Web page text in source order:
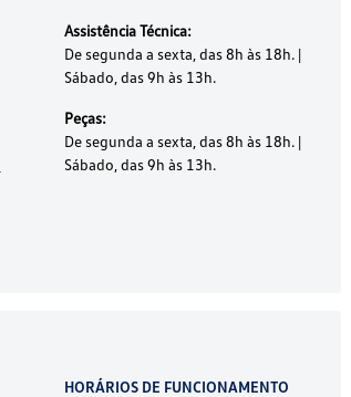
Assistência Técnica:
De segunda a sexta, das 8h às 18h. |
Sábado, das 9h às 13h.
Peças:
De segunda a sexta, das 8h às 18h. |
Sábado, das 9h às 13h.
HORÁRIOS DE FUNCIONAMENTO